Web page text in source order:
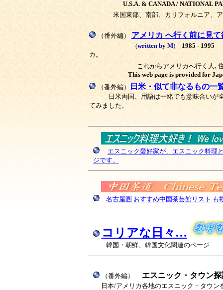
U.S.A. & CANADA / NATIONAL
米国東部、南部、カリフォルニア、
（番外編） アメリカ へ行く前に見
(written by M)1985 - 1995ト
カ。
これからアメリカへ行く人､
This web page is provided for
（番外編） 日米・似て非なるもの一
日米両国、用語は一緒でも意味合いが全
てみました。
エスニック愛好家が、エスニック料理
ジです。
名古屋圏 おすすめ中国茶芸館リスト も
コリアな日々…
韓国・朝鮮、韓国文化関連のページ
（番外編） エスニック・タウン
日本/アメリカ各地のエスニック・タウ